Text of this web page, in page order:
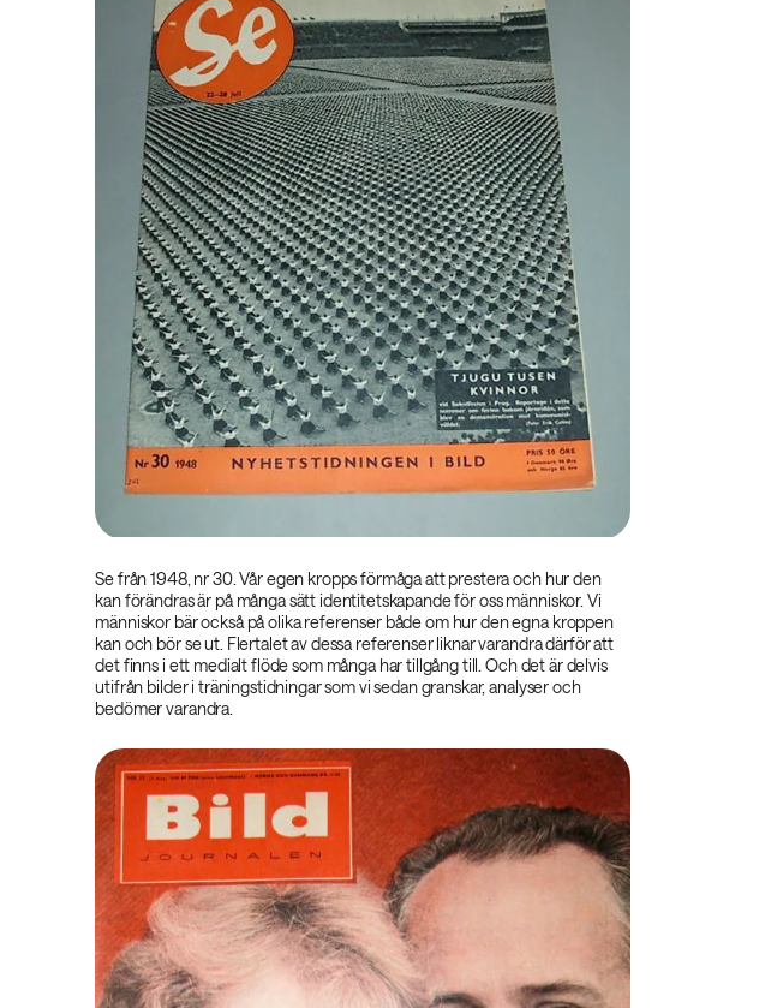
Se från 1948, nr 30. Vår egen kropps förmåga att prestera och hur den
kan förändras är på många sätt identitetskapande för oss människor. Vi
människor bär också på olika referenser både om hur den egna kroppen
kan och bör se ut. Flertalet av dessa referenser liknar varandra därför att
det finns i ett medialt flöde som många har tillgång till. Och det är delvis
utifrån bilder i träningstidningar som vi sedan granskar, analyser och
bedömer varandra.